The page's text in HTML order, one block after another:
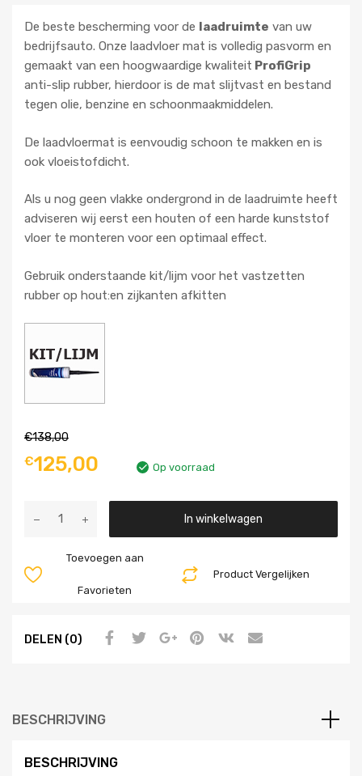
De beste bescherming voor de laadruimte van uw
bedrijfsauto. Onze laadvloer mat is volledig pasvorm en
gemaakt van een hoogwaardige kwaliteit ProfiGrip
anti-slip rubber, hierdoor is de mat slijtvast en bestand
tegen olie, benzine en schoonmaakmiddelen.
De laadvloermat is eenvoudig schoon te makken en is
ook vloeistofdicht.
Als u nog geen vlakke ondergrond in de laadruimte heeft
adviseren wij eerst een houten of een harde kunststof
vloer te monteren voor een optimaal effect.
Gebruik onderstaande kit/lijm voor het vastzetten
rubber op hout:en zijkanten afkitten
€138,00
€125,00 Op voorraad
In winkelwagen
Product Vergelijken
Toevoegen aan
Favorieten
DELEN (0)
BESCHRIJVING
BESCHRIJVING